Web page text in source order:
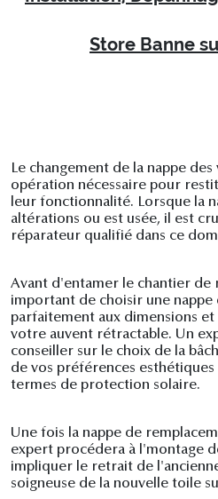
Store Banne
Le changement de la nappe
opération nécessaire pour
leur fonctionnalité. Lorsque la
altérations ou est usée, il est
réparateur qualifié dans ce
Avant d'entamer le chantier de
important de choisir une
parfaitement aux dimensions
votre auvent rétractable. Un
conseiller sur le choix de la
de vos préférences esthétiques
termes de protection solaire.
Une fois la nappe de
expert procédera à l'montage
impliquer le retrait de
soigneuse de la nouvelle toile